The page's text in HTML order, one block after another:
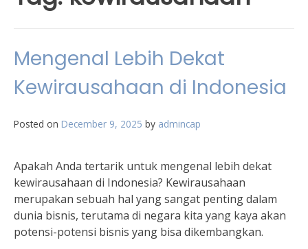
Mengenal Lebih Dekat
Kewirausahaan di Indonesia
Posted on December 9, 2025 by admincap
Apakah Anda tertarik untuk mengenal lebih dekat
kewirausahaan di Indonesia? Kewirausahaan
merupakan sebuah hal yang sangat penting dalam
dunia bisnis, terutama di negara kita yang kaya akan
potensi-potensi bisnis yang bisa dikembangkan.